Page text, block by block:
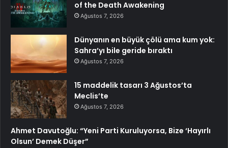
of the Death Awakening
Ağustos 7, 2026
Dünyanın en büyük çölü ama kum yok:
Sahra’yı bile geride bıraktı
Ağustos 7, 2026
15 maddelik tasarı 3 Ağustos’ta
Meclis’te
Ağustos 7, 2026
Ahmet Davutoğlu: “Yeni Parti Kuruluyorsa, Bize ‘Hayırlı
Olsun’ Demek Düşer”